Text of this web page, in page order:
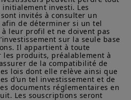
:l'inflation globale
en moyenne à 2,8 %
revenir autour de 2,2 %
modéré de la
prix de l'énergie au
ce site ne sont données qu’à titre
présentation générale de nos
ne sont pas exhaustives,
et être mises à jour par Amundi
et à tout moment.
au respect de la
vigueur et aux «Mentions légales /
au site».
notre site, vous reconnaissez avoir
investi. Les
invités à consulter un
de déterminer si un tel
leur profil et ne doivent pas
sur la seule base
Il appartient à toute
les produits, préalablement à
de la compatibilité de
lois dont elle relève ainsi que
d’un tel investissement et de
documents réglementaires en
Les souscriptions seront